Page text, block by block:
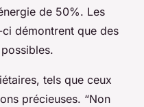
de 50%. Les
démontrent que des
tels que ceux
précieuses. “Non